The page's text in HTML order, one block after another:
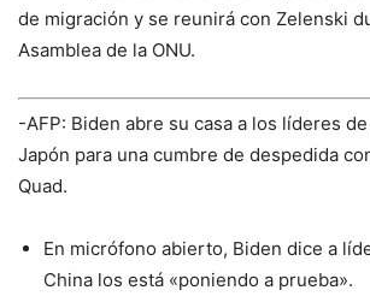
de migración y se reunirá con Zelenski
Asamblea de la ONU.
-AFP: Biden abre su casa a los líderes
Japón para una cumbre de despedida
Quad.
En micrófono abierto, Biden dice a
China los está «poniendo a prueba».